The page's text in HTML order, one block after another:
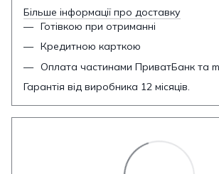
Більше інформації про доставку
Готівкою при отриманні
Кредитною карткою
Оплата частинами ПриватБанк та
Гарантія від виробника 12 місяців.